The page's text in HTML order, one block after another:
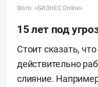
Фото: «БИЗНЕС Online»
15 лет под
Стоит сказать,
действительно
слияние.